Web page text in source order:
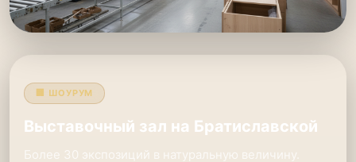
🏢 ШОУРУМ
Выставочный зал на Братиславской
Более 30 экспозиций в натуральную величину.